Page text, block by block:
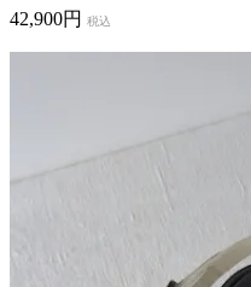
42,900円 税込